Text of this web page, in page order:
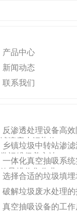
产品中心
新闻动态
联系我们
反渗透处理设备高
滤液废水污染物
乡镇垃圾中转站渗
常运维保养方法
一体化真空抽吸系
效导排收集作业
选择合适的垃圾填
破解垃圾废水处理
真空抽吸设备的工